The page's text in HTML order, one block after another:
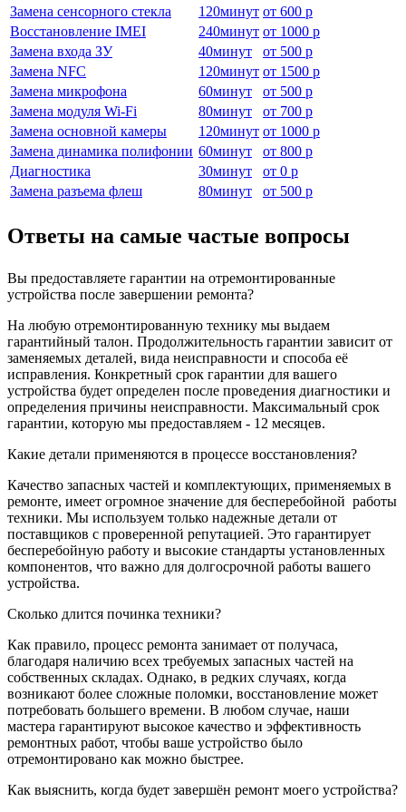
Замена сенсорного стекла
120минут от 600 р
Восстановление IMEI
240минут от 1000 р
Замена входа ЗУ
40минут от 500 р
Замена NFC
120минут от 1500 р
Замена микрофона
60минут от 500 р
Замена модуля Wi-Fi
80минут от 700 р
Замена основной камеры
120минут от 1000 р
Замена динамика полифонии 60минут от 800 р
Диагностика
30минут от 0 р
Замена разъема флеш
80минут от 500 р
Ответы на самые частые вопросы
Вы предоставляете гарантии на отремонтированные
устройства после завершении ремонта?
На любую отремонтированную технику мы выдаем
гарантийный талон. Продолжительность гарантии зависит от
заменяемых деталей, вида неисправности и способа её
исправления. Конкретный срок гарантии для вашего
устройства будет определен после проведения диагностики и
определения причины неисправности. Максимальный срок
гарантии, которую мы предоставляем - 12 месяцев.
Какие детали применяются в процессе восстановления?
Качество запасных частей и комплектующих, применяемых в
ремонте, имеет огромное значение для бесперебойной работы
техники. Мы используем только надежные детали от
поставщиков с проверенной репутацией. Это гарантирует
бесперебойную работу и высокие стандарты установленных
компонентов, что важно для долгосрочной работы вашего
устройства.
Сколько длится починка техники?
Как правило, процесс ремонта занимает от получаса,
благодаря наличию всех требуемых запасных частей на
собственных складах. Однако, в редких случаях, когда
возникают более сложные поломки, восстановление может
потребовать большего времени. В любом случае, наши
мастера гарантируют высокое качество и эффективность
ремонтных работ, чтобы ваше устройство было
отремонтировано как можно быстрее.
Как выяснить, когда будет завершён ремонт моего устройства?